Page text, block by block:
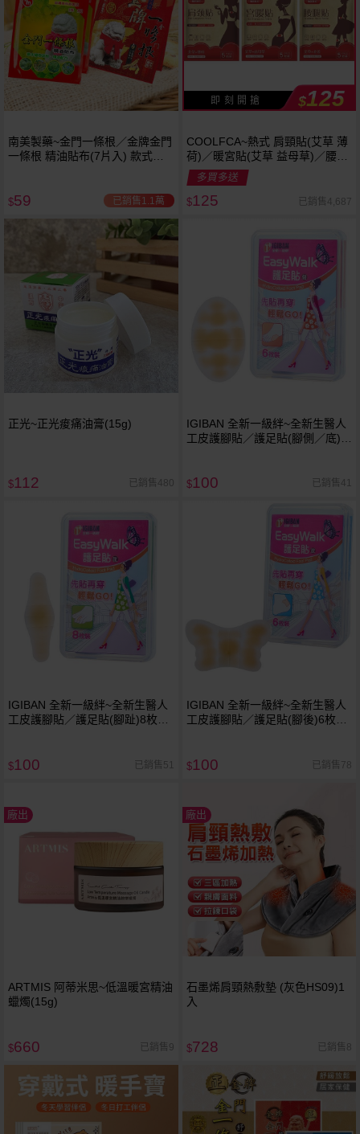
南美製藥~金門一條根／金牌金門
一條根 精油貼布(7片入) 款式可
$59 已銷售1.1萬
即 刻 開 搶 $125
COOLFCA~熱式 肩頸貼(艾草 薄
荷)／暖宮貼(艾草 益母草)／腰腿
貼(艾草 老薑)5入 款式可選
多買多送
$125 已銷售4,687
正光~正光痠痛油膏(15g)
$112 已銷售480
IGIBAN 全新一級絆~全新生醫人
工皮護腳貼／護足貼(腳側／底)6
$100 已銷售41
IGIBAN 全新一級絆~全新生醫人
工皮護腳貼／護足貼(腳趾)8枚／
$100 已銷售51
IGIBAN 全新一級絆~全新生醫人
工皮護腳貼／護足貼(腳後)6枚／
$100 已銷售78
廠出
ARTMIS 阿蒂米思~低溫暖宮精油
蠟燭(15g)
$660 已銷售9
廠出
石墨烯肩頸熱敷墊 (灰色HS09)1
入
$728 已銷售8